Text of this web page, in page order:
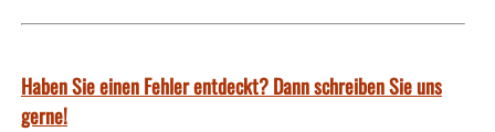
Haben Sie einen Fehler entdeckt? Dann schreiben Sie uns
gerne!